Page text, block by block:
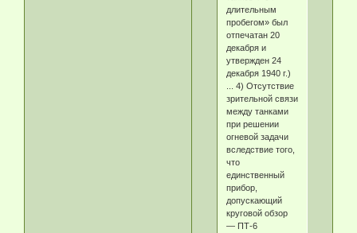
длительным
пробегом» был
отпечатан 20
декабря и
утвержден 24
декабря 1940 г.)
... 4) Отсутствие
зрительной связи
между танками
при решении
огневой задачи
вследствие того,
что
единственный
прибор,
допускающий
круговой обзор
— ПТ-6